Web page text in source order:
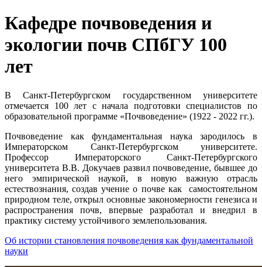
Кафедре почвоведения и
экологии почв СПбГУ 100
лет
В Санкт-Петербургском государственном университете
отмечается 100 лет с начала подготовки специалистов по
образовательной программе «Почвоведение» (1922 - 2022 гг.).
Почвоведение как фундаментальная наука зародилось в
Императорском Санкт-Петербургском университете.
Профессор Императорского Санкт-Петербургского
университета В.В. Докучаев развил почвоведение, бывшее до
него эмпирической наукой, в новую важную отрасль
естествознания, создав учение о почве как самостоятельном
природном теле, открыл основные закономерности генезиса и
распространения почв, впервые разработал и внедрил в
практику систему устойчивого землепользования.
Об истории становления почвоведения как фундаментальной
науки